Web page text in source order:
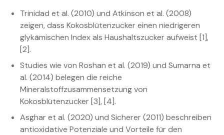
Trinidad et al. (2010) und Atkinson et al. (2008)
zeigen, dass Kokosblütenzucker einen niedrigeren
glykämischen Index als Haushaltszucker aufweist [1],
[2].
Studies wie von Roshan et al. (2019) und Sumarna et
al. (2014) belegen die reiche
Mineralstoffzusammensetzung von
Kokosblütenzucker [3], [4].
Asghar et al. (2020) und Sicherer (2011) beschreiben
antioxidative Potenziale und Vorteile für den